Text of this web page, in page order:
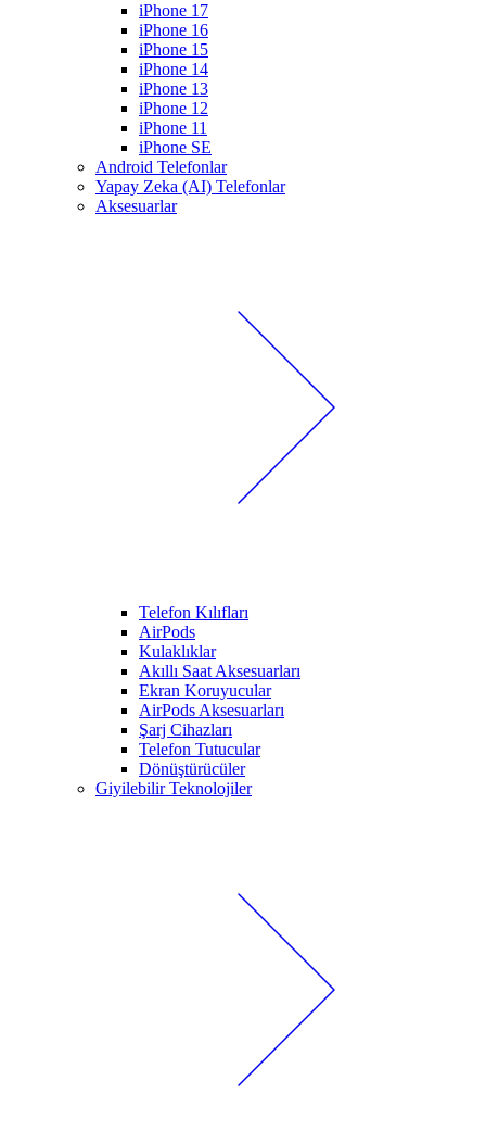
iPhone 17
iPhone 16
iPhone 15
iPhone 14
iPhone 13
iPhone 12
iPhone 11
iPhone SE
Android Telefonlar
Yapay Zeka (AI) Telefonlar
Aksesuarlar
Telefon Kılıfları
AirPods
Kulaklıklar
Akıllı Saat Aksesuarları
Ekran Koruyucular
AirPods Aksesuarları
Şarj Cihazları
Telefon Tutucular
Dönüştürücüler
Giyilebilir Teknolojiler